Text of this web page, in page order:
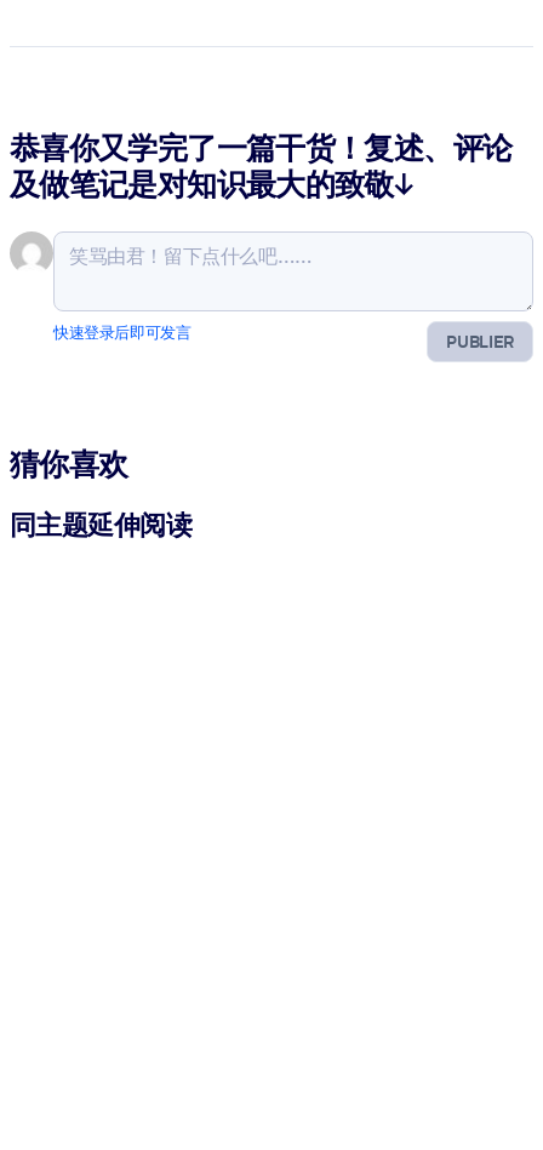
恭喜你又学完了一篇干货！复述、评论
及做笔记是对知识最大的致敬↓
PUBLIER
快速登录后即可发言
猜你喜欢
同主题延伸阅读